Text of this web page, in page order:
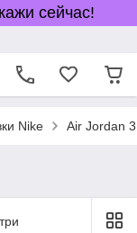
сейчас!
Nike Air Jordan 3